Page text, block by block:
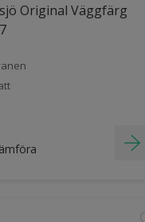
Original Väggfärg